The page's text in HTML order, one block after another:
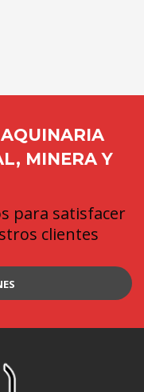
MINERA Y
para satisfacer
clientes